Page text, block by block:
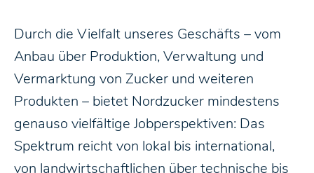
Durch die Vielfalt unseres Geschäfts – vom
Anbau über Produktion, Verwaltung und
Vermarktung von Zucker und weiteren
Produkten – bietet Nordzucker mindestens
genauso vielfältige Jobperspektiven: Das
Spektrum reicht von lokal bis international,
von landwirtschaftlichen über technische bis